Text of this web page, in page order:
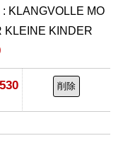
KLANGVOLLE MO
KLEINE KINDER
削除